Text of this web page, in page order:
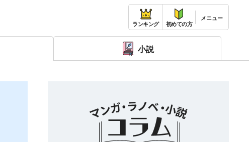
ランキング 初めての方
小説